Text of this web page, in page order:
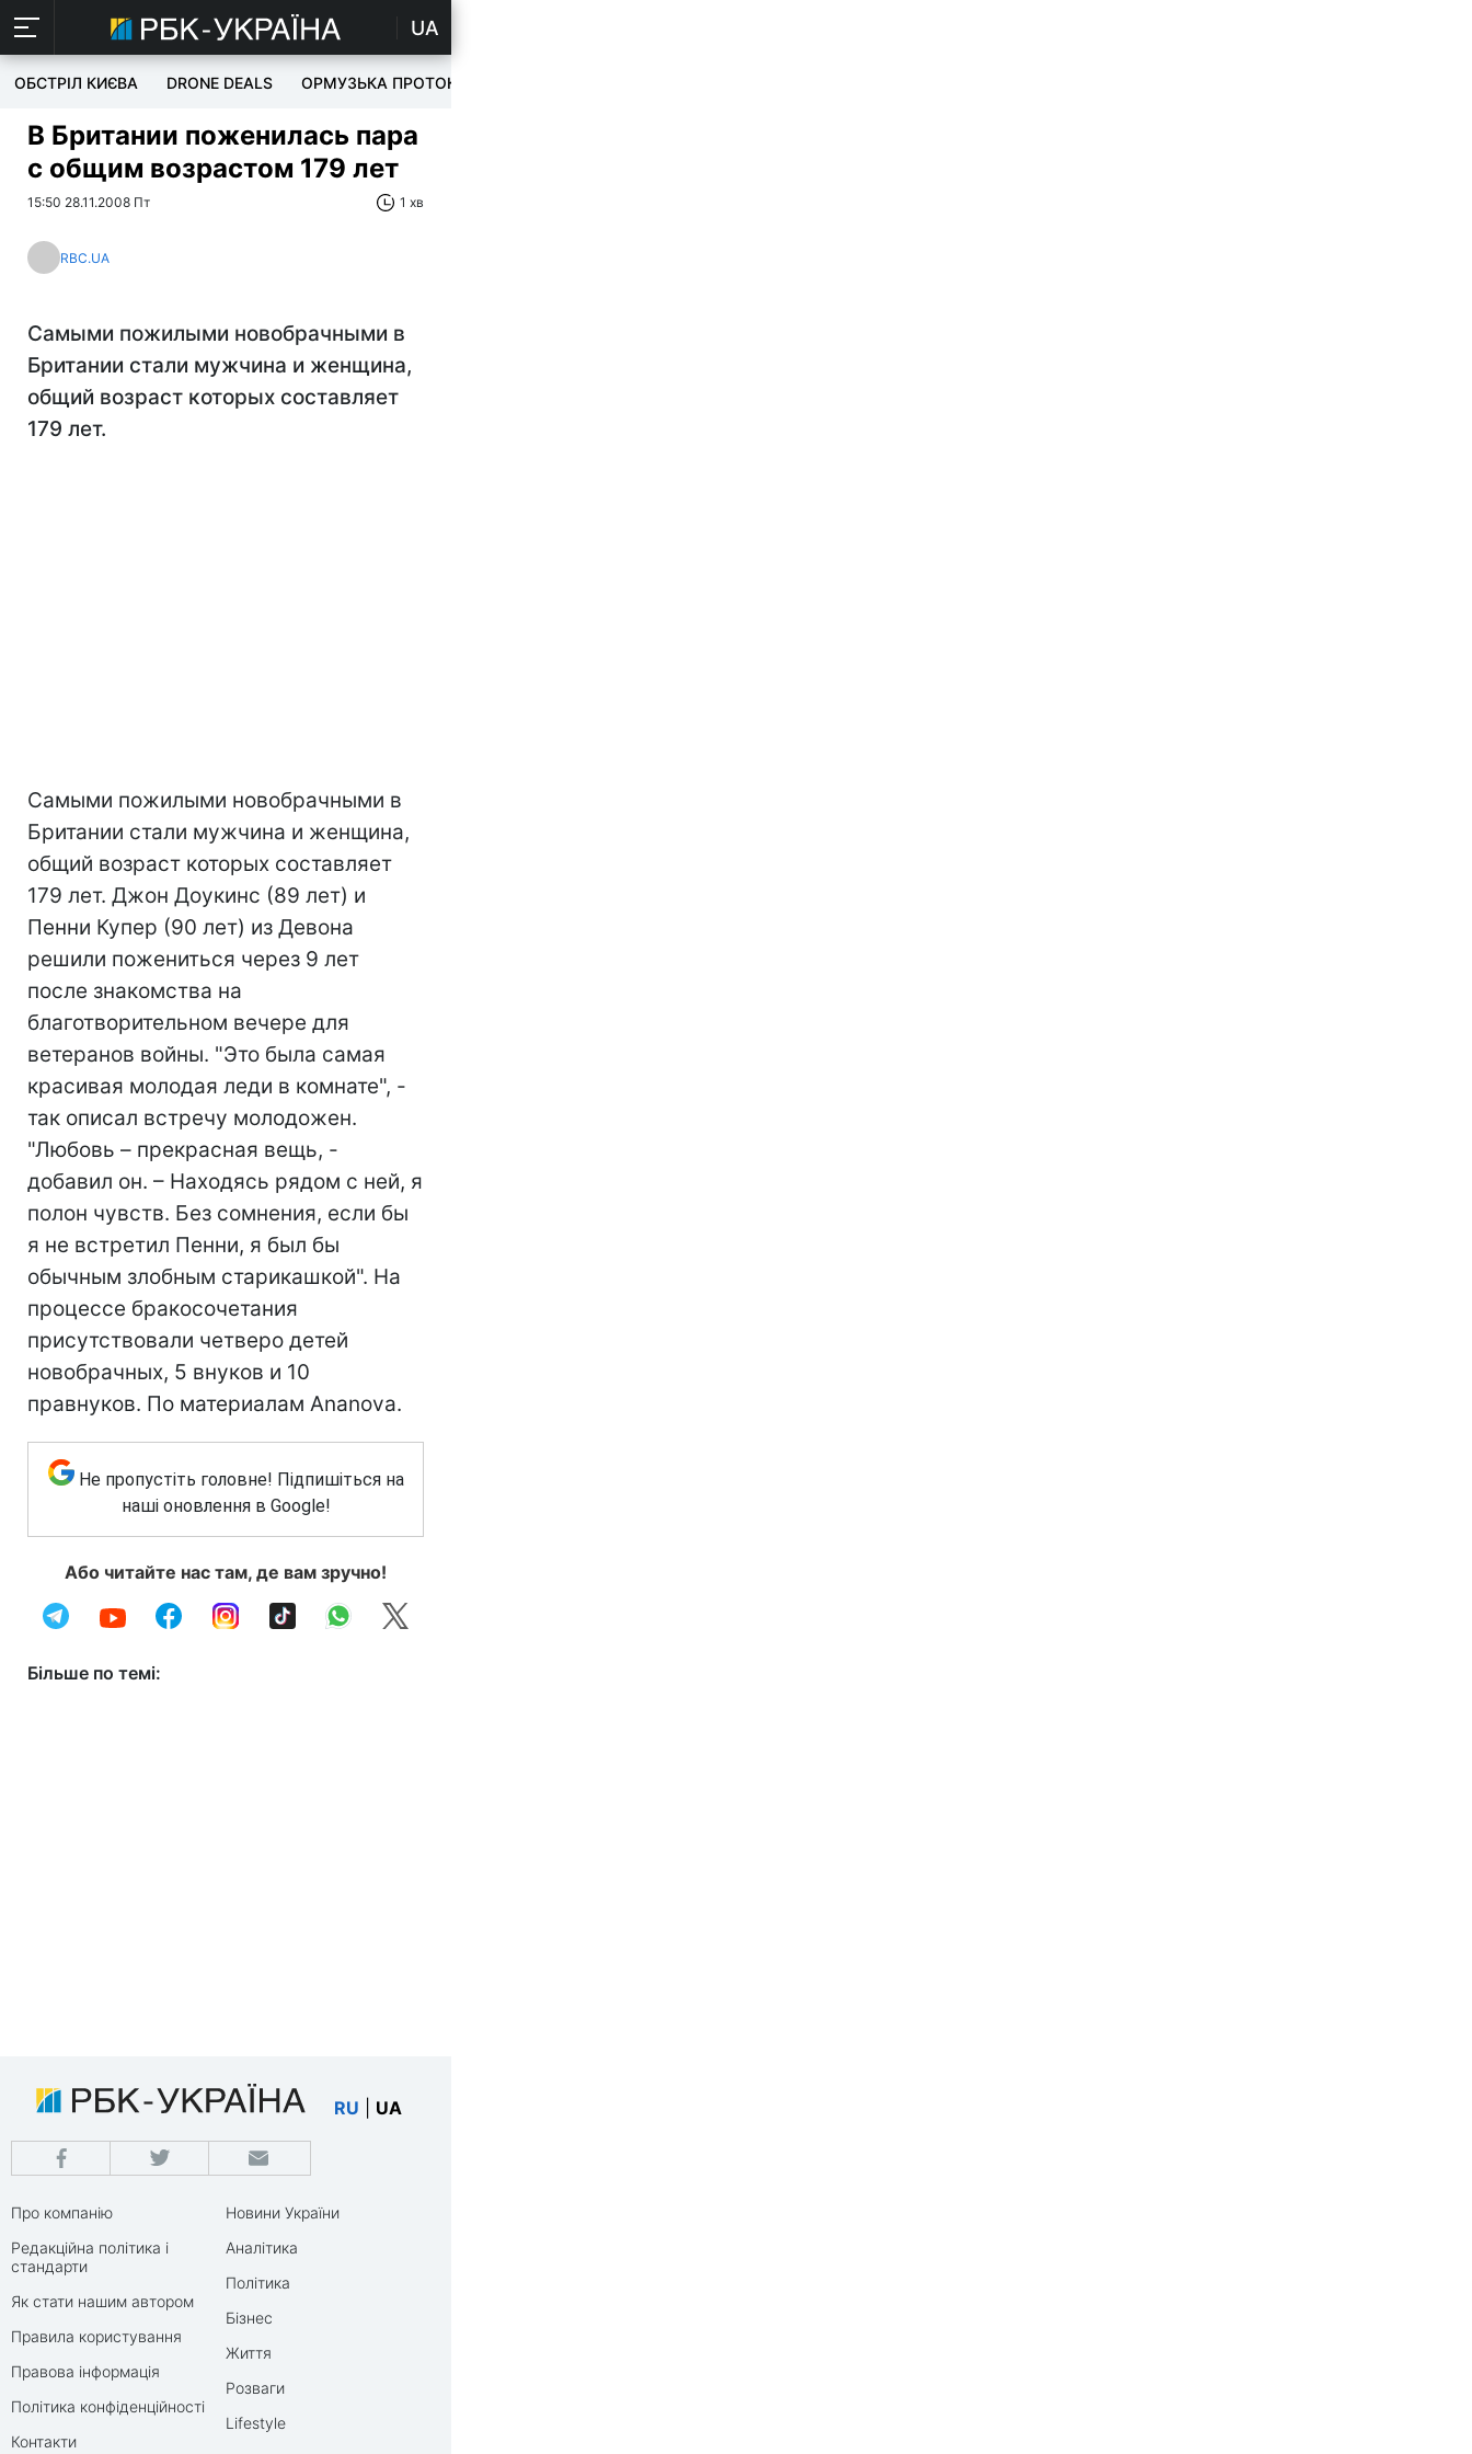
UA
ОБСТРІЛ КИЄВА DRONE DEALS ОРМУЗЬКА ПРОТОКА
В Британии поженилась пара
с общим возрастом 179 лет
15:50 28.11.2008 Пт 1 хв
RBC.UA
Самыми пожилыми новобрачными в
Британии стали мужчина и женщина,
общий возраст которых составляет
179 лет.
Самыми пожилыми новобрачными в
Британии стали мужчина и женщина,
общий возраст которых составляет
179 лет. Джон Доукинс (89 лет) и
Пенни Купер (90 лет) из Девона
решили пожениться через 9 лет
после знакомства на
благотворительном вечере для
ветеранов войны. "Это была самая
красивая молодая леди в комнате", -
так описал встречу молодожен.
"Любовь – прекрасная вещь, -
добавил он. – Находясь рядом с ней, я
полон чувств. Без сомнения, если бы
я не встретил Пенни, я был бы
обычным злобным старикашкой". На
процессе бракосочетания
присутствовали четверо детей
новобрачных, 5 внуков и 10
правнуков. По материалам Ananova.
Не пропустіть головне! Підпишіться на
наші оновлення в Google!
Або читайте нас там, де вам зручно!
Більше по темі:
RU UA
Про компанію
Редакційна політика і
стандарти
Як стати нашим автором
Правила користування
Правова інформація
Політика конфіденційності
Контакти
Новини України
Аналітика
Політика
Бізнес
Життя
Розваги
Lifestyle